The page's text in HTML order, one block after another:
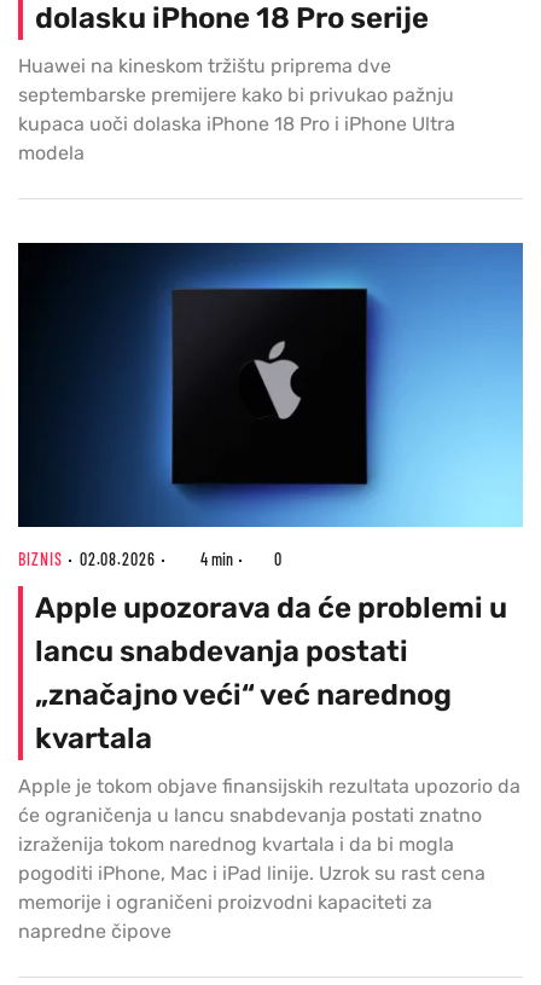
dolasku iPhone 18 Pro serije
Huawei na kineskom tržištu priprema dve
septembarske premijere kako bi privukao pažnju
kupaca uoči dolaska iPhone 18 Pro i iPhone Ultra
modela
BIZNIS 02.08.2026 4 min 0
Apple upozorava da će problemi u
lancu snabdevanja postati
„značajno veći“ već narednog
kvartala
Apple je tokom objave finansijskih rezultata upozorio da
će ograničenja u lancu snabdevanja postati znatno
izraženija tokom narednog kvartala i da bi mogla
pogoditi iPhone, Mac i iPad linije. Uzrok su rast cena
memorije i ograničeni proizvodni kapaciteti za
napredne čipove